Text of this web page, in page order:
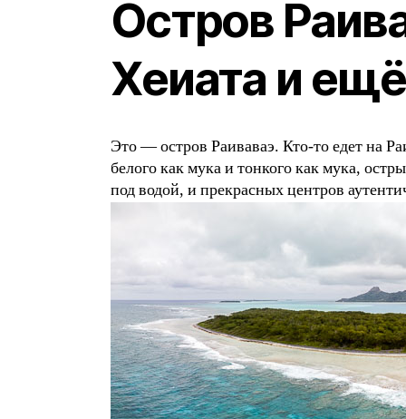
Остров
Хеиата и
Это — остров Раиваваэ. Кто-то едет на
белого как мука и тонкого как мука,
под водой, и прекрасных центров